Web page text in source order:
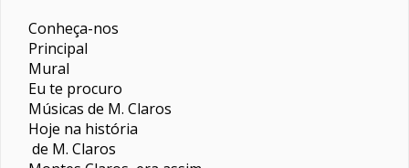
Conheça-nos
Principal
Mural
Eu te procuro
Músicas de M. Claros
Hoje na história
de M. Claros